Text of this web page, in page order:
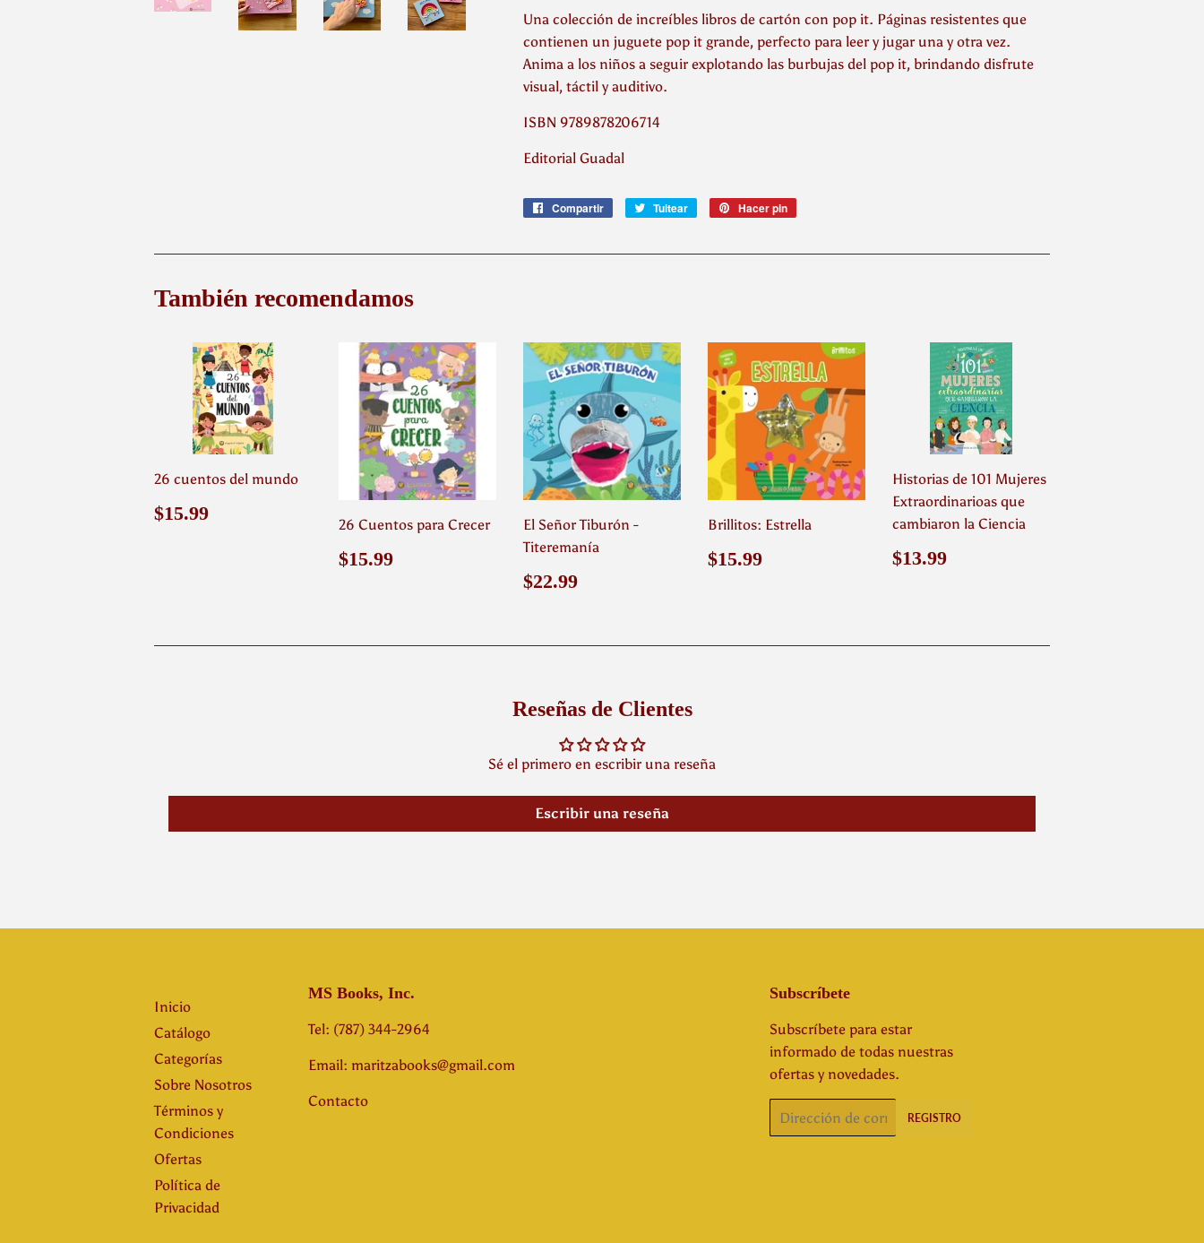
Una colección de increíbles libros de cartón con pop it. Páginas resistentes que
contienen un juguete pop it grande, perfecto para leer y jugar una y otra vez.
Anima a los niños a seguir explotando las burbujas del pop it, brindando disfrute
visual, táctil y auditivo.
ISBN 9789878206714
Editorial Guadal
Compartir
CompartirTuitear
Tuitear Hacer pin
También recomendamos
26 cuentos del mundo
Precio
$15.99
26 Cuentos para Crecer
Precio
$15.99
El Señor Tiburón -
Titeremanía
Precio
$22.99
Brillitos: Estrella
Precio
$15.99
Historias de 101 Mujeres
Extraordinarioas que
cambiaron la Ciencia
Precio
$13.99
Reseñas de Clientes
Sé el primero en escribir una reseña
Escribir una reseña
Inicio
Catálogo
Categorías
Sobre Nosotros
Términos y
Condiciones
Ofertas
Política de
Privacidad
MS Books, Inc.
Tel: (787) 344-2964
Email: maritzabooks@gmail.com
Contacto
Subscríbete
Subscríbete para estar
informado de todas nuestras
ofertas y novedades.
electrónico
REGISTRO